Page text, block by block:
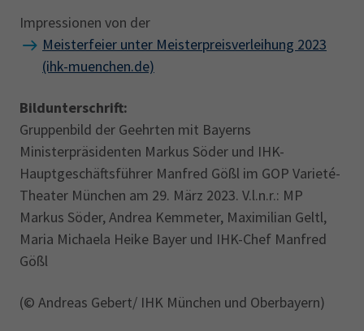
Impressionen von der
Meisterfeier unter Meisterpreisverleihung 2023
(ihk-muenchen.de)
Bildunterschrift:
Gruppenbild der Geehrten mit Bayerns
Ministerpräsidenten Markus Söder und IHK-
Hauptgeschäftsführer Manfred Gößl im GOP Varieté-
Theater München am 29. März 2023. V.l.n.r.: MP
Markus Söder, Andrea Kemmeter, Maximilian Geltl,
Maria Michaela Heike Bayer und IHK-Chef Manfred
Gößl
(© Andreas Gebert/ IHK München und Oberbayern)